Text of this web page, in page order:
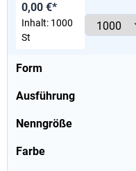
Form
Ausführung
Nenngröße
Farbe
0,00 €*
Inhalt: 1000
St